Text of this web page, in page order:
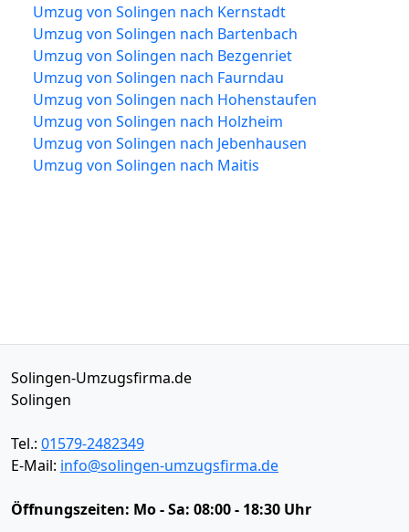
Umzug von Solingen nach Kernstadt
Umzug von Solingen nach Bartenbach
Umzug von Solingen nach Bezgenriet
Umzug von Solingen nach Faurndau
Umzug von Solingen nach Hohenstaufen
Umzug von Solingen nach Holzheim
Umzug von Solingen nach Jebenhausen
Umzug von Solingen nach Maitis
Solingen-Umzugsfirma.de
Solingen
Tel.: 01579-2482349
E-Mail: info@solingen-umzugsfirma.de
Öffnungszeiten: Mo - Sa: 08:00 - 18:30 Uhr